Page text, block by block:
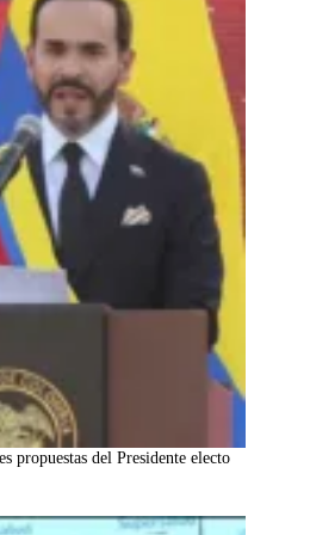
propuestas del Presidente electo